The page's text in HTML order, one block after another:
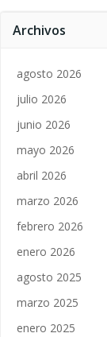
Archivos
agosto 2026
julio 2026
junio 2026
mayo 2026
abril 2026
marzo 2026
febrero 2026
enero 2026
agosto 2025
marzo 2025
enero 2025